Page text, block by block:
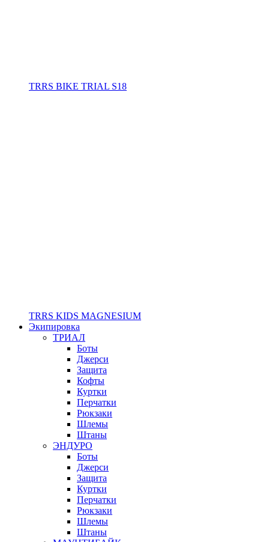
TRRS BIKE TRIAL S18
TRRS KIDS MAGNESIUM
Экипировка
ТРИАЛ
Боты
Джерси
Защита
Кофты
Куртки
Перчатки
Рюкзаки
Шлемы
Штаны
ЭНДУРО
Боты
Джерси
Защита
Куртки
Перчатки
Рюкзаки
Шлемы
Штаны